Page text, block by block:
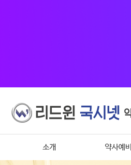
소개 약사예